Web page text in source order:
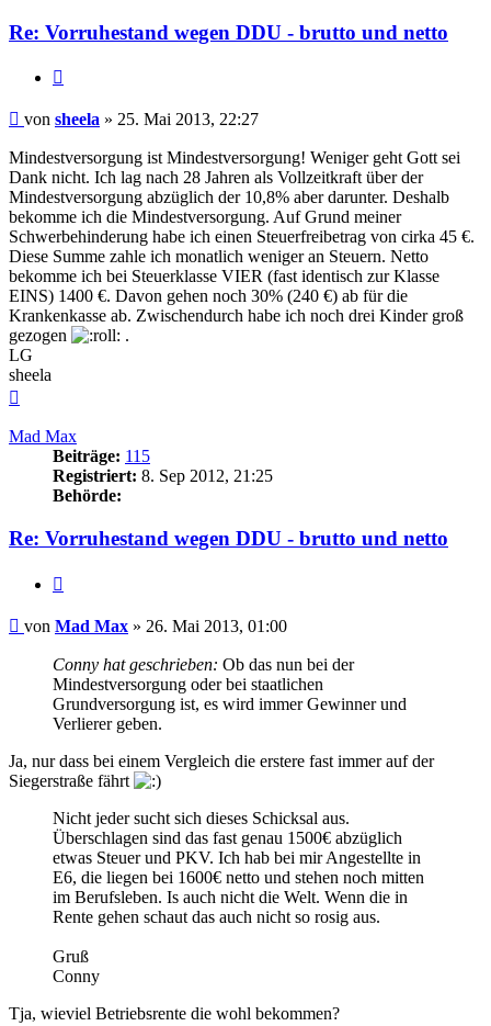
Re: Vorruhestand wegen DDU - brutto und netto
Beitrag
von sheela » 25. Mai 2013, 22:27
Mindestversorgung ist Mindestversorgung! Weniger geht Gott sei
Dank nicht. Ich lag nach 28 Jahren als Vollzeitkraft über der
Mindestversorgung abzüglich der 10,8% aber darunter. Deshalb
bekomme ich die Mindestversorgung. Auf Grund meiner
Schwerbehinderung habe ich einen Steuerfreibetrag von cirka 45 €.
Diese Summe zahle ich monatlich weniger an Steuern. Netto
bekomme ich bei Steuerklasse VIER (fast identisch zur Klasse
EINS) 1400 €. Davon gehen noch 30% (240 €) ab für die
Krankenkasse ab. Zwischendurch habe ich noch drei Kinder groß
gezogen
.
LG
sheela
Mad Max
Beiträge: 115
Registriert: 8. Sep 2012, 21:25
Behörde:
Re: Vorruhestand wegen DDU - brutto und netto
Beitrag
von Mad Max » 26. Mai 2013, 01:00
Conny hat geschrieben: Ob das nun bei der
Mindestversorgung oder bei staatlichen
Grundversorgung ist, es wird immer Gewinner und
Verlierer geben.
Ja, nur dass bei einem Vergleich die erstere fast immer auf der
Siegerstraße fährt
Nicht jeder sucht sich dieses Schicksal aus.
Überschlagen sind das fast genau 1500€ abzüglich
etwas Steuer und PKV. Ich hab bei mir Angestellte in
E6, die liegen bei 1600€ netto und stehen noch mitten
im Berufsleben. Is auch nicht die Welt. Wenn die in
Rente gehen schaut das auch nicht so rosig aus.
Gruß
Conny
Tja, wieviel Betriebsrente die wohl bekommen?